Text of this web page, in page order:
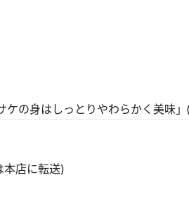
ケの身はしっとりやわらかく美味
店に転送)